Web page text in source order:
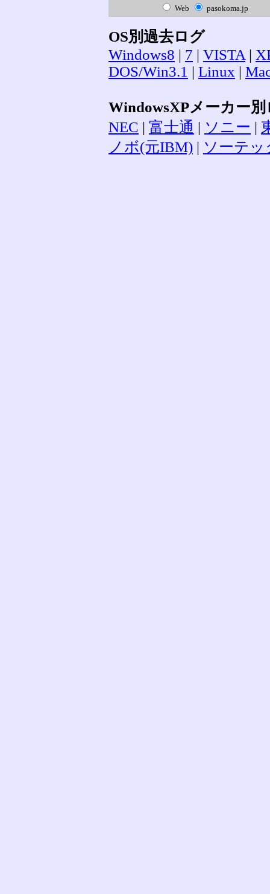
Web pasokoma.jp
OS別過去ログ
Windows8 | 7 | VISTA |
DOS/Win3.1 | Linux |
WindowsXPメーカー
NEC | 富士通 | ソニー |
ノボ(元IBM) | ソーテッ